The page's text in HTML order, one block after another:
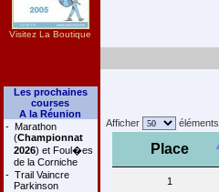
Visitez La Boutique
Les prochaines
courses
A la Réunion
- Marathon
(Championnat
2026) et Foul�es
de la Corniche
- Trail Vaincre
Parkinson
Afficher éléments
Place
1